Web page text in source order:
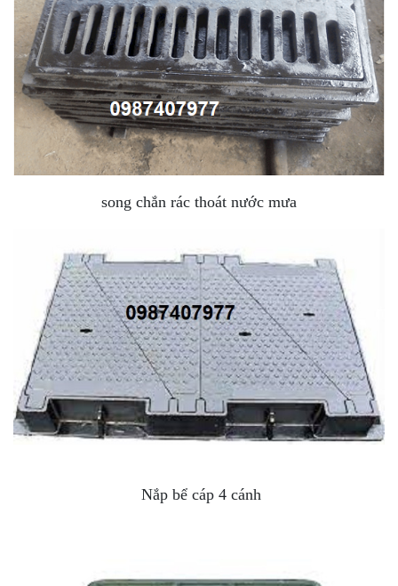
song chắn rác thoát nước mưa
Nắp bể cáp 4 cánh